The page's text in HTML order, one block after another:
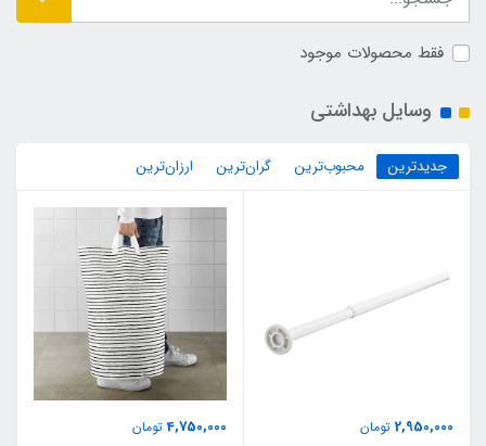
فقط محصولات موجود
وسایل بهداشتی
جدیدترین محبوب‌ترین گران‌ترین ارزان‌ترین
2,950,000 تومان
4,750,000تومان